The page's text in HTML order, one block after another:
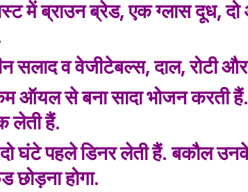
में ब्राउन ब्रेड, एक ग्लास दूध,
सलाद व वेजीटेबल्स, दाल, रोटी
ऑयल से बना सादा भोजन करती
लेती हैं.
घंटे पहले डिनर लेती हैं. बकौल
छोड़ना होगा.